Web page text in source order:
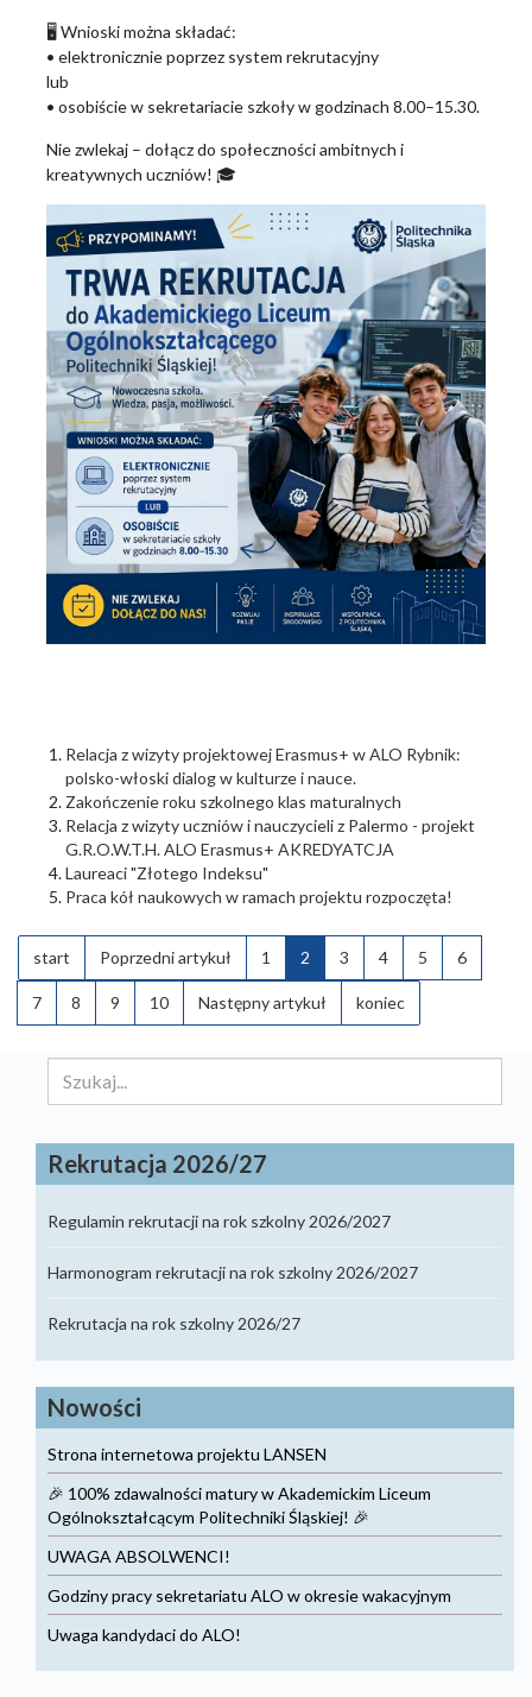
🖥️ Wnioski można składać:
• elektronicznie poprzez system rekrutacyjny
lub
• osobiście w sekretariacie szkoły w godzinach 8.00–15.30.
Nie zwlekaj – dołącz do społeczności ambitnych i
kreatywnych uczniów! 🎓
Relacja z wizyty projektowej Erasmus+ w ALO Rybnik:
polsko-włoski dialog w kulturze i nauce.
Zakończenie roku szkolnego klas maturalnych
Relacja z wizyty uczniów i nauczycieli z Palermo - projekt
G.R.O.W.T.H. ALO Erasmus+ AKREDYATCJA
Laureaci "Złotego Indeksu"
Praca kół naukowych w ramach projektu rozpoczęta!
start Poprzedni artykuł 1 2 3 4 5 6
7 8 9 10 Następny artykuł koniec
Rekrutacja 2026/27
Regulamin rekrutacji na rok szkolny 2026/2027
Harmonogram rekrutacji na rok szkolny 2026/2027
Rekrutacja na rok szkolny 2026/27
Nowości
Strona internetowa projektu LANSEN
🎉 100% zdawalności matury w Akademickim Liceum
Ogólnokształcącym Politechniki Śląskiej! 🎉
UWAGA ABSOLWENCI!
Godziny pracy sekretariatu ALO w okresie wakacyjnym
Uwaga kandydaci do ALO!